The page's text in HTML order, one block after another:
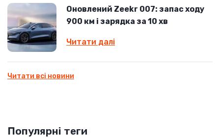
Оновлений Zeekr 007: запас ходу
900 км і зарядка за 10 хв
Читати далі
Читати всі новини
Популярні теги